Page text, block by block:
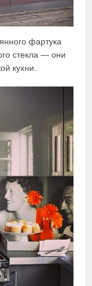
фартука
стекла — они
кухни.